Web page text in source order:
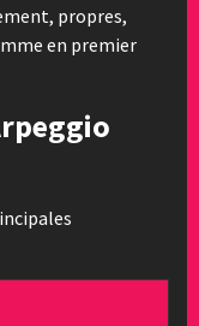
propres,
en premier